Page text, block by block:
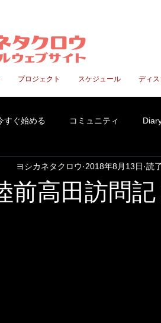
プロジェクト スケジュール ディス
すぐ始める コミュニティ
前高田訪問
ヨシカネタクロウ 2018年8月13日 読